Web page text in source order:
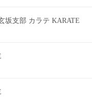
坂支部 カラテ KARATE